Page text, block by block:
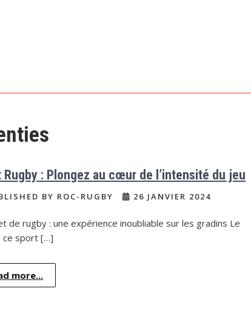
Rugby : Plongez au cœur de l’intensité du jeu
BY ROC-RUGBY 26 JANVIER 2024
de rugby : une expérience inoubliable sur les gradins Le
ce sport […]
more...